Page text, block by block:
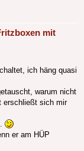
mit
ich häng quasi
warum nicht
erschließt sich mir
er am HÜP